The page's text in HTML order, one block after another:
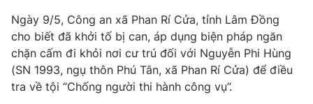
Chất lượng cuộc sống
Tuyển sinh
Học trực tuyến
Công nghệ
Hitech Công nghệ tương lai
Sản phẩm
Giao lưu trực tuyến
Ngày 9/5, Công an xã Phan Rí Cửa, tỉnh Lâm Đồng
cho biết đã khởi tố bị can, áp dụng biện pháp ngăn
chặn cấm đi khỏi nơi cư trú đối với Nguyễn Phi Hùng
(SN 1993, ngụ thôn Phú Tân, xã Phan Rí Cửa) để điều
tra về tội “Chống người thi hành công vụ”.